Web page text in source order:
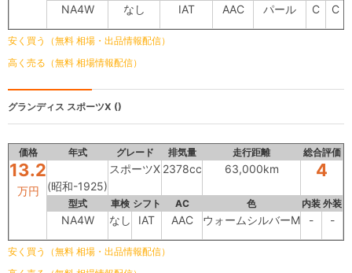
NA4W なし IAT AAC パール C C
安く買う（無料 相場・出品情報配信）
高く売る（無料 相場情報配信）
グランディス スポーツX ()
価格 年式 グレード 排気量 走行距離 総合評価
13.2
万円 (昭和-1925)
スポーツX 2378cc 63,000km 4
型式 車検 シフト AC 色 内装 外装
NA4W なし IAT AAC ウォームシルバーM - -
安く買う（無料 相場・出品情報配信）